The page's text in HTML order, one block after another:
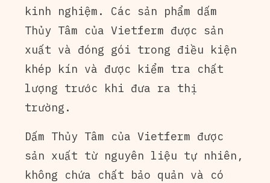
kinh nghiệm. Các sản phẩm dấm
Thủy Tâm của Vietferm được sản
xuất và đóng gói trong điều kiện
khép kín và được kiểm tra chất
lượng trước khi đưa ra thị
trường.
Dấm Thủy Tâm của Vietferm được
sản xuất từ nguyên liệu tự nhiên,
không chứa chất bảo quản và có